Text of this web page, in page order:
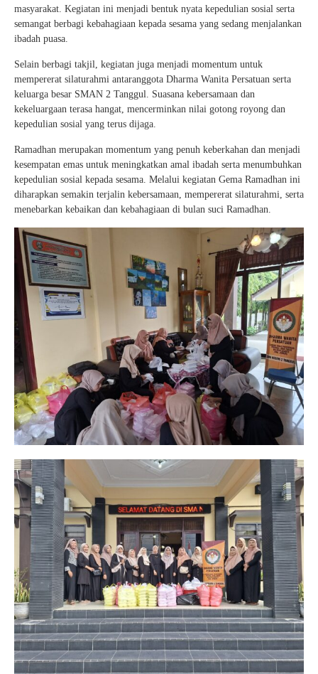
masyarakat. Kegiatan ini menjadi bentuk nyata kepedulian sosial serta
semangat berbagi kebahagiaan kepada sesama yang sedang menjalankan
ibadah puasa.
Selain berbagi takjil, kegiatan juga menjadi momentum untuk
mempererat silaturahmi antaranggota Dharma Wanita Persatuan serta
keluarga besar SMAN 2 Tanggul. Suasana kebersamaan dan
kekeluargaan terasa hangat, mencerminkan nilai gotong royong dan
kepedulian sosial yang terus dijaga.
Ramadhan merupakan momentum yang penuh keberkahan dan menjadi
kesempatan emas untuk meningkatkan amal ibadah serta menumbuhkan
kepedulian sosial kepada sesama. Melalui kegiatan Gema Ramadhan ini
diharapkan semakin terjalin kebersamaan, mempererat silaturahmi, serta
menebarkan kebaikan dan kebahagiaan di bulan suci Ramadhan.